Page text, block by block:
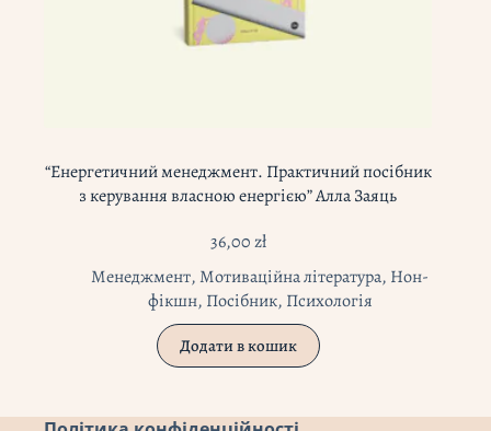
“Енергетичний менеджмент. Практичний посібник
з керування власною енергією” Алла Заяць
36,00zł
Менеджмент,Мотиваційна література, Нон-
фікшн, Посібник, Психологія
Додати в кошик